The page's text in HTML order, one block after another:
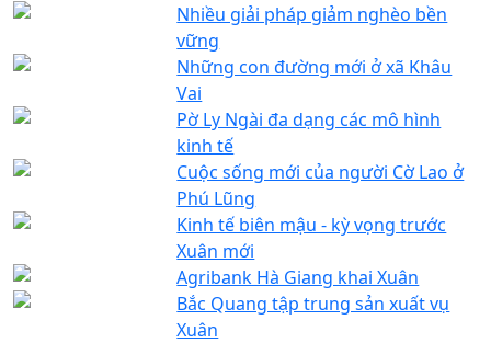
Nhiều giải pháp giảm nghèo bền
vững
Những con đường mới ở xã Khâu
Vai
Pờ Ly Ngài đa dạng các mô hình
kinh tế
Cuộc sống mới của người Cờ Lao ở
Phú Lũng
Kinh tế biên mậu - kỳ vọng trước
Xuân mới
Agribank Hà Giang khai Xuân
Bắc Quang tập trung sản xuất vụ
Xuân